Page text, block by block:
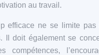
au travail.
efficace ne se limite
Il doit également se
compétences,